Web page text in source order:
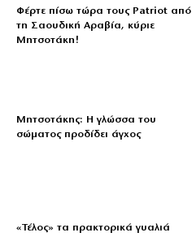
Φέρτε πίσω τώρα τους Patriot από
τη Σαουδική Αραβία, κύριε
Μητσοτάκη!
Μητσοτάκης: Η γλώσσα του
σώματος προδίδει άγχος
«Τέλος» τα πρακτορικά γυαλιά